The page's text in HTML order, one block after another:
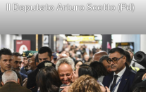
Il Deputato Arturo Scotto (Pd)